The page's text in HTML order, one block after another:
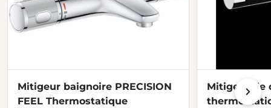
Mitigeur baignoire PRECISION
FEEL Thermostatique
Mitigeur de